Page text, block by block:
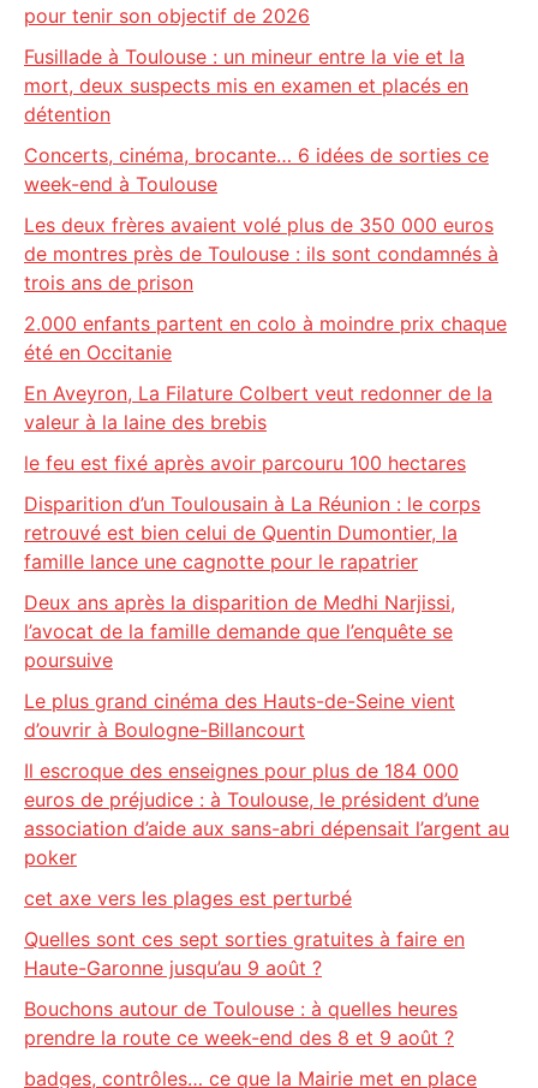
pour tenir son objectif de 2026
Fusillade à Toulouse : un mineur entre la vie et la
mort, deux suspects mis en examen et placés en
détention
Concerts, cinéma, brocante… 6 idées de sorties ce
week-end à Toulouse
Les deux frères avaient volé plus de 350 000 euros
de montres près de Toulouse : ils sont condamnés à
trois ans de prison
2.000 enfants partent en colo à moindre prix chaque
été en Occitanie
En Aveyron, La Filature Colbert veut redonner de la
valeur à la laine des brebis
le feu est fixé après avoir parcouru 100 hectares
Disparition d’un Toulousain à La Réunion : le corps
retrouvé est bien celui de Quentin Dumontier, la
famille lance une cagnotte pour le rapatrier
Deux ans après la disparition de Medhi Narjissi,
l’avocat de la famille demande que l’enquête se
poursuive
Le plus grand cinéma des Hauts-de-Seine vient
d’ouvrir à Boulogne-Billancourt
Il escroque des enseignes pour plus de 184 000
euros de préjudice : à Toulouse, le président d’une
association d’aide aux sans-abri dépensait l’argent au
poker
cet axe vers les plages est perturbé
Quelles sont ces sept sorties gratuites à faire en
Haute-Garonne jusqu’au 9 août ?
Bouchons autour de Toulouse : à quelles heures
prendre la route ce week-end des 8 et 9 août ?
badges, contrôles… ce que la Mairie met en place